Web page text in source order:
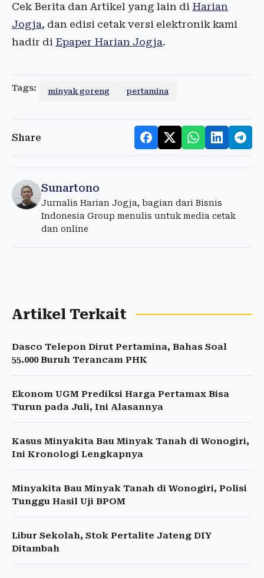
Cek Berita dan Artikel yang lain di Harian
Jogja, dan edisi cetak versi elektronik kami
hadir di Epaper Harian Jogja.
Tags: minyak goreng pertamina
Share
Sunartono
Jurnalis Harian Jogja, bagian dari Bisnis
Indonesia Group menulis untuk media cetak
dan online
Artikel Terkait
Dasco Telepon Dirut Pertamina, Bahas Soal
55.000 Buruh Terancam PHK
Ekonom UGM Prediksi Harga Pertamax Bisa
Turun pada Juli, Ini Alasannya
Kasus Minyakita Bau Minyak Tanah di Wonogiri,
Ini Kronologi Lengkapnya
Minyakita Bau Minyak Tanah di Wonogiri, Polisi
Tunggu Hasil Uji BPOM
Libur Sekolah, Stok Pertalite Jateng DIY
Ditambah